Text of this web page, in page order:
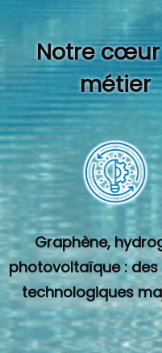
Notre
métier
Graphène,
photovoltaïque :
technologiques